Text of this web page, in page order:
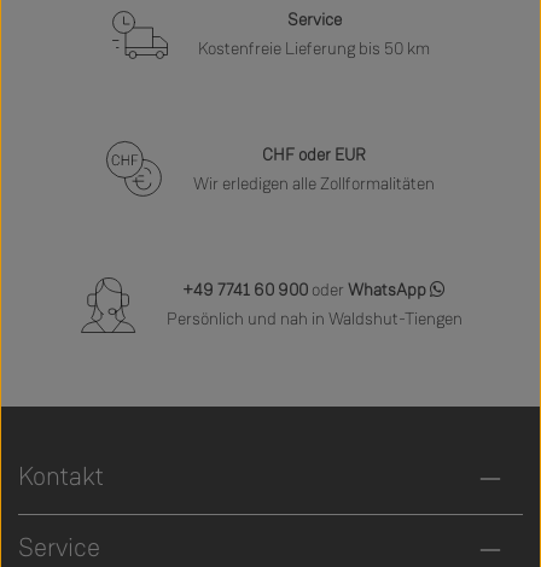
Service
Kostenfreie Lieferung bis 50 km
CHF oder EUR
Wir erledigen alle Zollformalitäten
+49 7741 60 900 oder WhatsApp
Persönlich und nah in Waldshut-Tiengen
Kontakt
Service